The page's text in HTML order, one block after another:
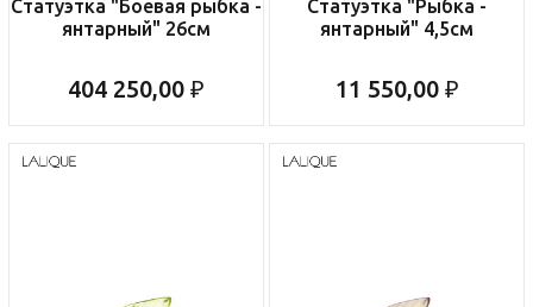
Статуэтка "Боевая рыбка -
янтарный" 26см
404 250,00 ₽
Статуэтка "Рыбка -
янтарный" 4,5см
11 550,00 ₽